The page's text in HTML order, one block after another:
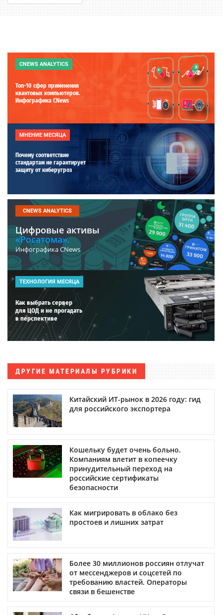
CNEWS ANALYTICS
Топ-10 сфер применения
квантовых компьютеров.
Инфографика CNews
МНЕНИЕ МЕСЯЦА
Почему соответствие
стандартам не гарантирует
защиту от киберугроз
CNEWS ANALYTICS
Цифровые активы
«Росатома».
Инфографика CNews
ТЕХНОЛОГИЯ МЕСЯЦА
Как выбрать сервер
для ЦОД и не прогадать
в перспективе
ДРУГИЕ МАТЕРИАЛЫ РУБРИКИ
Китайский ИТ-рынок в 2026 году: гид
для российского экспортера
Кошельку будет очень больно.
Компаниям влетит в копеечку
принудительный переход на
российские сертификаты
безопасности
Как мигрировать в облако без
простоев и лишних затрат
Более 30 миллионов россиян отлучат
от мессенджеров и соцсетей по
требованию властей. Операторы
связи в бешенстве